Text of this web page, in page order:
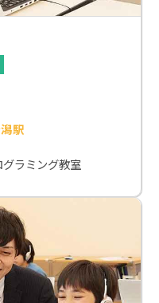
駅
ラミング教室